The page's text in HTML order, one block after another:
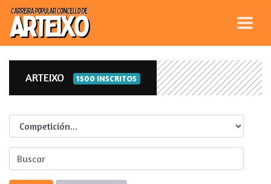
ARTEIXO 1500 INSCRITOS
Competicion